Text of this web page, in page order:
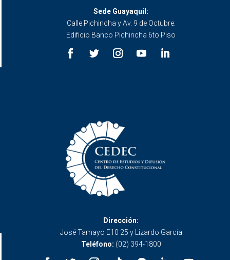
Sede Guayaquil:
Calle Pichincha y Av. 9 de Octubre.
Edificio Banco Pichincha 6to Piso
Dirección:
José Tamayo E10 25 y Lizardo García
Teléfono: (02) 394-1800